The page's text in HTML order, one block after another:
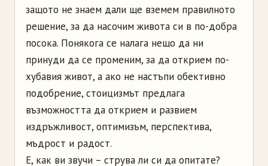
защото не знаем дали ще вземем правилното
решение, за да насочим живота си в по-добра
посока. Понякога се налага нещо да ни
принуди да се променим, за да открием по-
хубавия живот, а ако не настъпи обективно
подобрение, стоицизмът предлага
възможността да открием и развием
издръжливост, оптимизъм, перспектива,
мъдрост и радост.
Е, как ви звучи – струва ли си да опитате?